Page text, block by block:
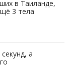
в Таиланде,
3 тела
а